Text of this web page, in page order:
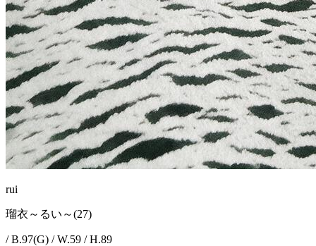
rui
瑠衣～るい～(27)
/ B.97(G) / W.59 / H.89